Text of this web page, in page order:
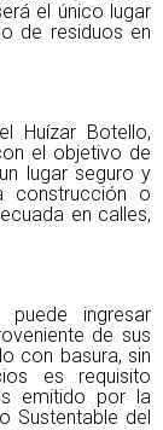
el único lugar
de residuos en
Huízar Botello,
el objetivo de
lugar seguro y
construcción o
en calles,
ingresar
de sus
con basura, sin
es requisito
emitido por la
Sustentable del